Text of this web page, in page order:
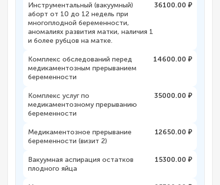
Инструментальный (вакуумный)
аборт от 10 до 12 недель при
многоплодной беременности,
аномалиях развития матки, наличия 1
и более рубцов на матке.
36100.00 ₽
Комплекс обследований перед
медикаментозным прерыванием
беременности
14600.00 ₽
Комплекс услуг по
медикаментозному прерыванию
беременности
35000.00 ₽
Медикаментозное прерывание
беременности (визит 2)
12650.00 ₽
Вакуумная аспирация остатков
плодного яйца
15300.00 ₽